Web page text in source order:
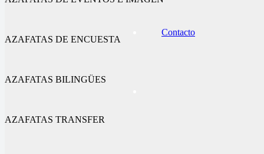
Contacto
AZAFATAS DE ENCUESTA
AZAFATAS BILINGÜES
AZAFATAS TRANSFER